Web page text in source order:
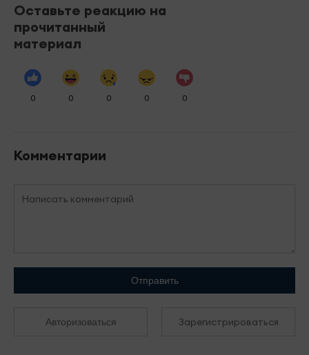
Оставьте реакцию на
прочитанный
материал
0 0 0 0 0
Комментарии
Отправить
Авторизоваться Зарегистрироваться